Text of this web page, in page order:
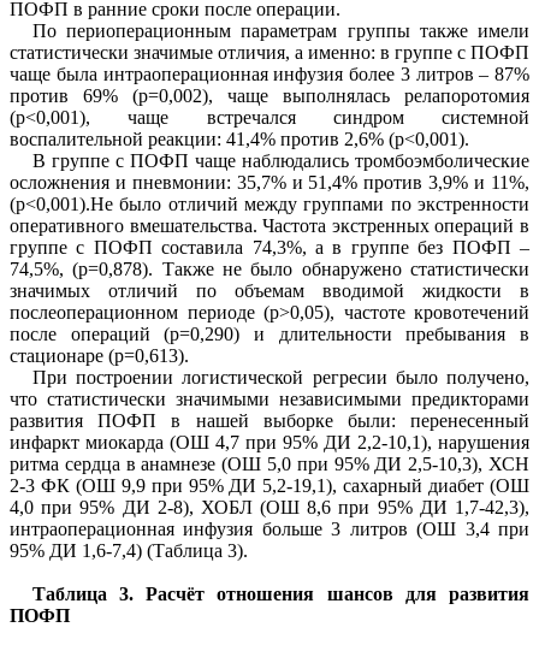
ПОФП в ранние сроки после операции.
По периоперационным параметрам группы также имели
статистически значимые отличия, а именно: в группе с ПОФП
чаще была интраоперационная инфузия более 3 литров – 87%
против 69% (p=0,002), чаще выполнялась релапоротомия
(p<0,001), чаще встречался синдром системной
воспалительной реакции: 41,4% против 2,6% (p<0,001).
В группе с ПОФП чаще наблюдались тромбоэмболические
осложнения и пневмонии: 35,7% и 51,4% против 3,9% и 11%,
(p<0,001).Не было отличий между группами по экстренности
оперативного вмешательства. Частота экстренных операций в
группе с ПОФП составила 74,3%, а в группе без ПОФП –
74,5%, (p=0,878). Также не было обнаружено статистически
значимых отличий по объемам вводимой жидкости в
послеоперационном периоде (p>0,05), частоте кровотечений
после операций (p=0,290) и длительности пребывания в
стационаре (p=0,613).
При построении логистической регресии было получено,
что статистически значимыми независимыми предикторами
развития ПОФП в нашей выборке были: перенесенный
инфаркт миокарда (ОШ 4,7 при 95% ДИ 2,2-10,1), нарушения
ритма сердца в анамнезе (ОШ 5,0 при 95% ДИ 2,5-10,3), ХСН
2-3 ФК (ОШ 9,9 при 95% ДИ 5,2-19,1), сахарный диабет (ОШ
4,0 при 95% ДИ 2-8), ХОБЛ (ОШ 8,6 при 95% ДИ 1,7-42,3),
интраоперационная инфузия больше 3 литров (ОШ 3,4 при
95% ДИ 1,6-7,4) (Таблица 3).
Таблица 3.Расчёт отношения шансов для развития
ПОФП